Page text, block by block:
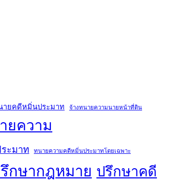
ายคดีหมิ่นประมาท จ้างทนายความนายหน้าที่ดิน
ยความ
ะมาท ทนายความคดีหมิ่นประมาทโดยเฉพาะ
กษากฎหมาย ปรึกษาคดี